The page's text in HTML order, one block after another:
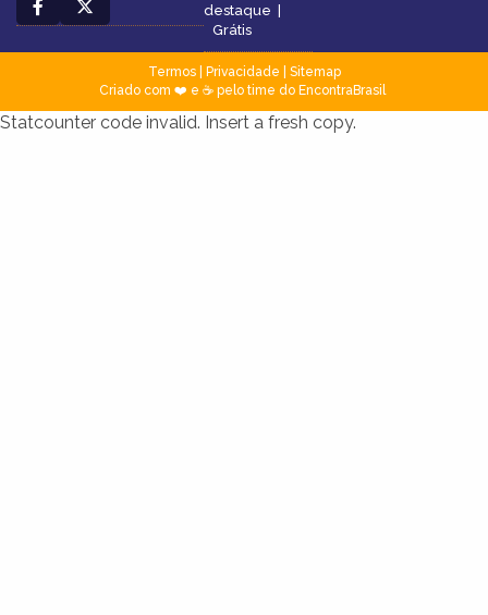
destaque |
Grátis
Termos| Privacidade
Sitemap
Criado com ❤️ e ☕ pelo time do EncontraBrasil
Statcounter code invalid. Insert a fresh copy.